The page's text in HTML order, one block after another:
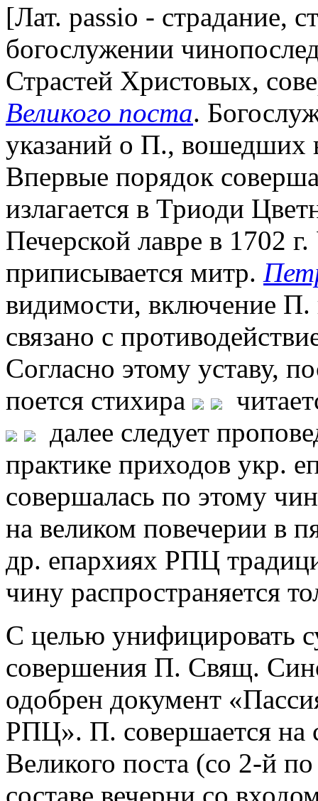
[Лат. passio - страдание,
богослужении
Страстей Христовых,
Великого поста.
указаний о П., вошедших
Впервые порядок
излагается в Триоди
Печерской лавре в 1702
приписывается митр.
видимости, включение П.
связано с
Согласно этому уставу,
поется стихира
далее следует
практике приходов укр.
совершалась по этому
на великом повечерии в
др. епархиях РПЦ
чину распространяется
С целью унифицировать
совершения П. Свящ.
одобрен документ
РПЦ». П. совершается на
Великого поста (со 2-й
составе вечерни со